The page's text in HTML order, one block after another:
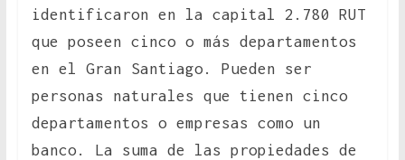
identificaron en la capital 2.780 RUT
que poseen cinco o más departamentos
en el Gran Santiago. Pueden ser
personas naturales que tienen cinco
departamentos o empresas como un
banco. La suma de las propiedades de